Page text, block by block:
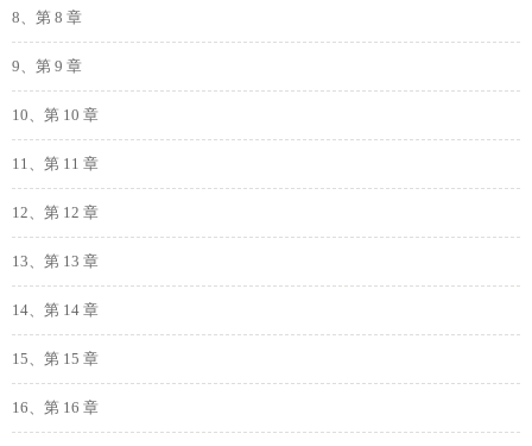
8、第 8 章
9、第 9 章
10、第 10 章
11、第 11 章
12、第 12 章
13、第 13 章
14、第 14 章
15、第 15 章
16、第 16 章